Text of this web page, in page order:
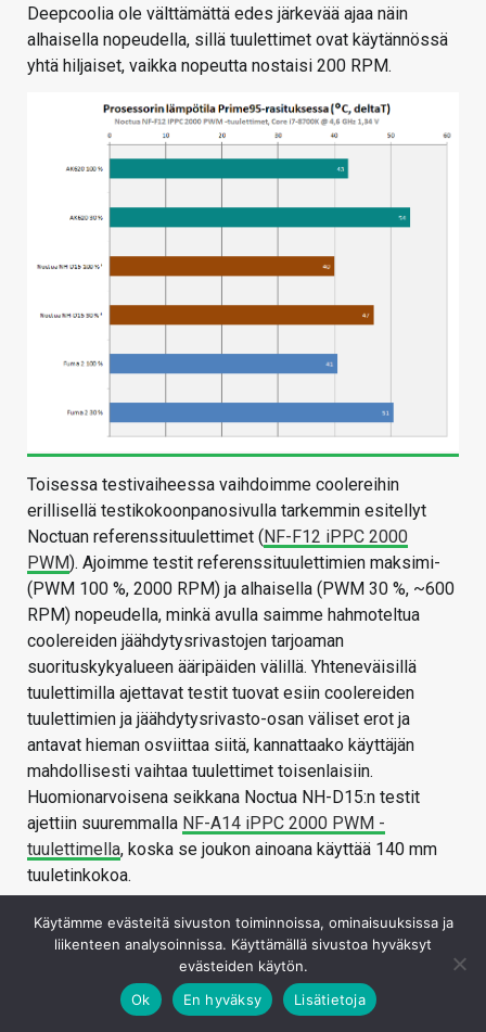
Deepcoolia ole välttämättä edes järkevää ajaa näin
alhaisella nopeudella, sillä tuulettimet ovat käytännössä
yhtä hiljaiset, vaikka nopeutta nostaisi 200 RPM.
Toisessa testivaiheessa vaihdoimme coolereihin
erillisellä testikokoonpanosivulla tarkemmin esitellyt
Noctuan referenssituulettimet (NF-F12 iPPC 2000
PWM). Ajoimme testit referenssituulettimien maksimi-
(PWM 100 %, 2000 RPM) ja alhaisella (PWM 30 %, ~600
RPM) nopeudella, minkä avulla saimme hahmoteltua
coolereiden jäähdytysrivastojen tarjoaman
suorituskykyalueen ääripäiden välillä. Yhteneväisillä
tuulettimilla ajettavat testit tuovat esiin coolereiden
tuulettimien ja jäähdytysrivasto-osan väliset erot ja
antavat hieman osviittaa siitä, kannattaako käyttäjän
mahdollisesti vaihtaa tuulettimet toisenlaisiin.
Huomionarvoisena seikkana Noctua NH-D15:n testit
ajettiin suuremmalla NF-A14 iPPC 2000 PWM -
tuulettimella, koska se joukon ainoana käyttää 140 mm
tuuletinkokoa.
Referenssituulettimilla Deepcool ei pärjää aivan yhtä
hyvin kuin omilla tuulettimillaan, joka viittaisi siihen, että
valmistaja on optimoinut rivaston ja tuulettimet
kohtalaisen hyvin yhteen. Täten AK620 jää joukon
viimeiseksi, joskin melko pienin marginaalein.
Käytämme evästeitä sivuston toiminnoissa, ominaisuuksissa ja
liikenteen analysoinnissa. Käyttämällä sivustoa hyväksyt
evästeiden käytön.
Ok
En hyväksy Lisätietoja